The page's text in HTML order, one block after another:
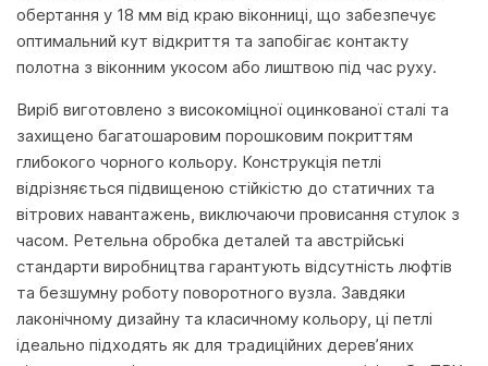
обертання у 18 мм від краю віконниці, що забезпечує
оптимальний кут відкриття та запобігає контакту
полотна з віконним укосом або лиштвою під час руху.
Виріб виготовлено з високоміцної оцинкованої сталі та
захищено багатошаровим порошковим покриттям
глибокого чорного кольору. Конструкція петлі
відрізняється підвищеною стійкістю до статичних та
вітрових навантажень, виключаючи провисання стулок з
часом. Ретельна обробка деталей та австрійські
стандарти виробництва гарантують відсутність люфтів
та безшумну роботу поворотного вузла. Завдяки
лаконічному дизайну та класичному кольору, ці петлі
ідеально підходять як для традиційних дерев’яних